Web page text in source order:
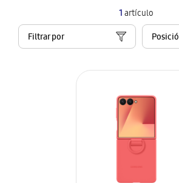
1artículo
Filtrar por